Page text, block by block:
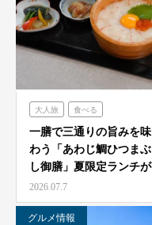
大人旅 食べる
海神人の食卓
一膳で三通りの旨みを味
わう「あわじ鯛ひつまぶ
し御膳」夏限定ランチが
7/1より海神人の食卓 …
2026.07.7
グルメ情報